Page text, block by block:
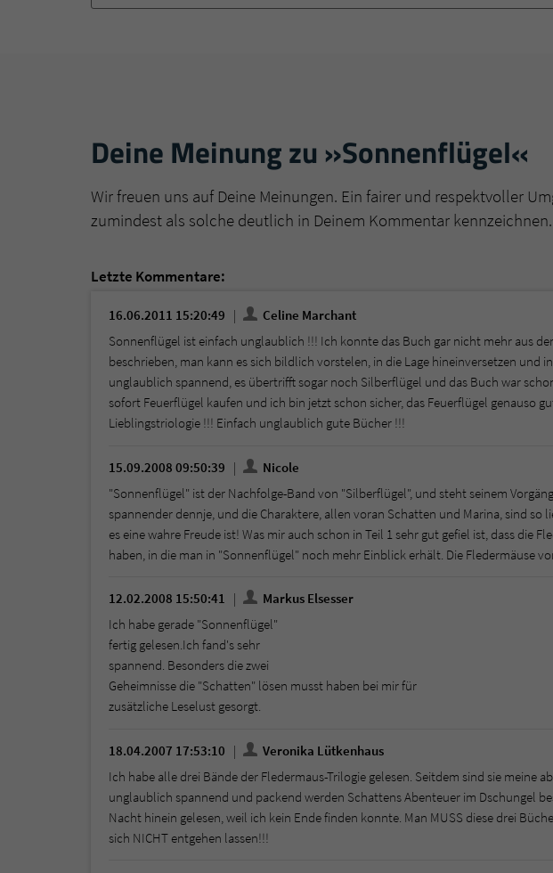
Deine Meinung zu »Sonnenflügel«
Wir freuen uns auf Deine Meinungen. Ein fairer und respektvoller
zumindest als solche deutlich in Deinem Kommentar kennzeichnen.
Letzte Kommentare:
16.06.2011 15:20:49
Celine Marchant
Sonnenflügel ist einfach unglaublich !!! Ich konnte das Buch gar nicht mehr aus
beschrieben, man kann es sich bildlich vorstelen, in die Lage hineinversetzen und
unglaublich spannend, es übertrifft sogar noch Silberflügel und das Buch war
sofort Feuerflügel kaufen und ich bin jetzt schon sicher, das Feuerflügel genauso
Lieblingstriologie !!! Einfach unglaublich gute Bücher !!!
15.09.2008 09:50:39
Nicole
"Sonnenflügel" ist der Nachfolge-Band von "Silberflügel", und steht seinem
spannender dennje, und die Charaktere, allen voran Schatten und Marina, sind so
es eine wahre Freude ist! Was mir auch schon in Teil 1 sehr gut gefiel ist, dass die
haben, in die man in "Sonnenflügel" noch mehr Einblick erhält. Die Fledermäuse
12.02.2008 15:50:41
Markus Elsesser
Ich habe gerade "Sonnenflügel"
fertig gelesen.Ich fand's sehr
spannend. Besonders die zwei
Geheimnisse die "Schatten" lösen musst haben bei mir für
zusätzliche Leselust gesorgt.
18.04.2007 17:53:10
Veronika Lütkenhaus
Ich habe alle drei Bände der Fledermaus-Trilogie gelesen. Seitdem sind sie meine
unglaublich spannend und packend werden Schattens Abenteuer im Dschungel
Nacht hinein gelesen, weil ich kein Ende finden konnte. Man MUSS diese drei
sich NICHT entgehen lassen!!!